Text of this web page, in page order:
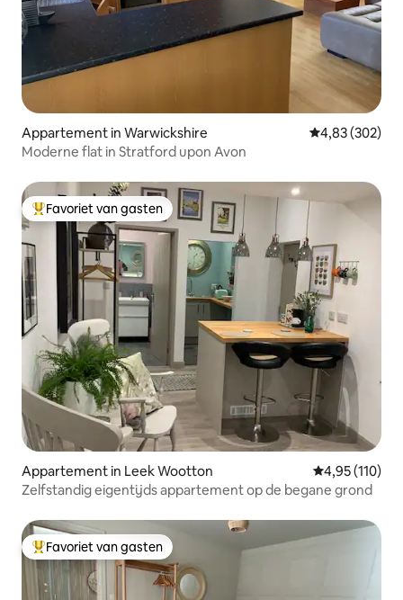
Appartement in Warwickshire Gemiddelde
4,83 (302)
Moderne flat in Stratford upon Avon
Topfavoriet van gasten
Favoriet van gasten
Appartement in Leek Wootton Gemiddelde
4,95 (110)
Zelfstandig eigentijds appartement op de begane grond
Topfavoriet van gasten
Favoriet van gasten